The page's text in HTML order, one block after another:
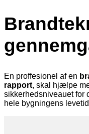
En proffesionel af en
rapport, skal hjælpe
sikkerhedsniveauet for
hele bygningens